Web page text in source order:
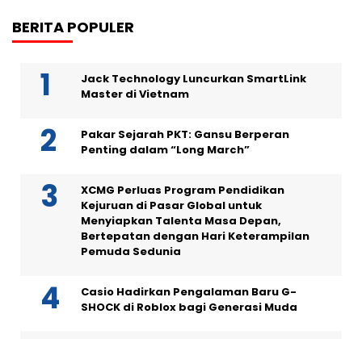
BERITA POPULER
Jack Technology Luncurkan SmartLink
Master di Vietnam
Pakar Sejarah PKT: Gansu Berperan
Penting dalam “Long March”
XCMG Perluas Program Pendidikan
Kejuruan di Pasar Global untuk
Menyiapkan Talenta Masa Depan,
Bertepatan dengan Hari Keterampilan
Pemuda Sedunia
Casio Hadirkan Pengalaman Baru G-
SHOCK di Roblox bagi Generasi Muda